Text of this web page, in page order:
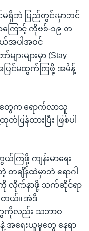
င်မရှိဘဲ ပြည်တွင်းမှာတင်
ြောင့် ကိုဗစ်-၁၉ တ
ယ်အပါအဝင်
းများမှာ (Stay
အပြင်မထွက်ကြဖို့ အမိန့်
သတွေက ရောက်လာသူ
ြန်ထားပြီး ဖြစ်ပါ
ြဖို့ ကျန်းမာရေး
ချိန်ထဲမှာဘဲ ရောဂါ
ကို လိုက်နာဖို့ သက်ဆိုင်ရာ
တယ်။ အဲဒီ
ေကိုလည်း သဘာဝ
အရေးယူမှုတွေ နေရာ